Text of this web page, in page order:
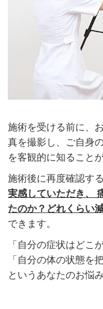
施術を受ける前に、
真を撮影し、ご自身
を客観的に知ること
施術後に再度確認す
実感していただき、
たのか？どれくらい
できます。
「自分の症状はどこ
「自分の体の状態を
というあなたのお悩